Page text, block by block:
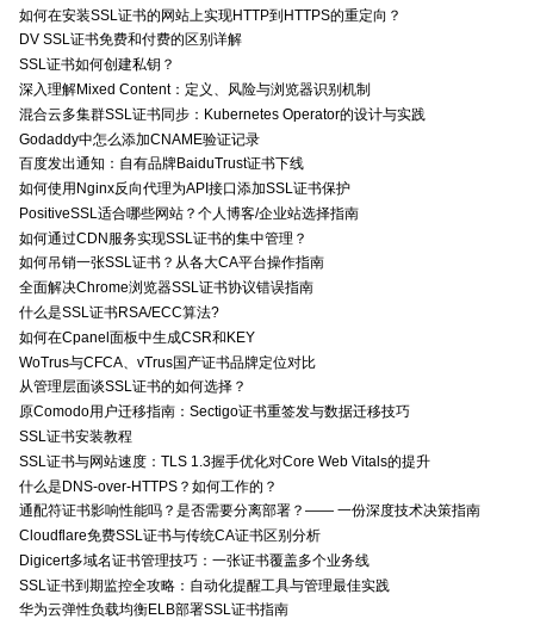
如何在安装SSL证书的网站上实现HTTP到HTTPS的重定向？
DV SSL证书免费和付费的区别详解
SSL证书如何创建私钥？
深入理解Mixed Content：定义、风险与浏览器识别机制
混合云多集群SSL证书同步：Kubernetes Operator的设计与实践
Godaddy中怎么添加CNAME验证记录
百度发出通知：自有品牌BaiduTrust证书下线
如何使用Nginx反向代理为API接口添加SSL证书保护
PositiveSSL适合哪些网站？个人博客/企业站选择指南
如何通过CDN服务实现SSL证书的集中管理？
如何吊销一张SSL证书？从各大CA平台操作指南
全面解决Chrome浏览器SSL证书协议错误指南
什么是SSL证书RSA/ECC算法?
如何在Cpanel面板中生成CSR和KEY
WoTrus与CFCA、vTrus国产证书品牌定位对比
从管理层面谈SSL证书的如何选择？
原Comodo用户迁移指南：Sectigo证书重签发与数据迁移技巧
SSL证书安装教程
SSL证书与网站速度：TLS 1.3握手优化对Core Web Vitals的提升
什么是DNS-over-HTTPS？如何工作的？
通配符证书影响性能吗？是否需要分离部署？—— 一份深度技术决策指南
Cloudflare免费SSL证书与传统CA证书区别分析
Digicert多域名证书管理技巧：一张证书覆盖多个业务线
SSL证书到期监控全攻略：自动化提醒工具与管理最佳实践
华为云弹性负载均衡ELB部署SSL证书指南